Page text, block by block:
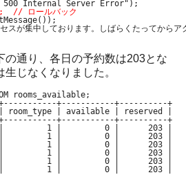
Internal Server Error");
// ロールバック
スが集中しております。しばらくたってからア
の通り、各日の予約数は203とな
じなくなりました。
rooms_available;
+-----------+----------+
| available | reserved |
+-----------+----------+
|         1 |         0 |      203 |
|         1 |         0 |      203 |
|         1 |         0 |      203 |
|         1 |         0 |      203 |
|         1 |         0 |      203 |
|         1 |         0 |      203 |